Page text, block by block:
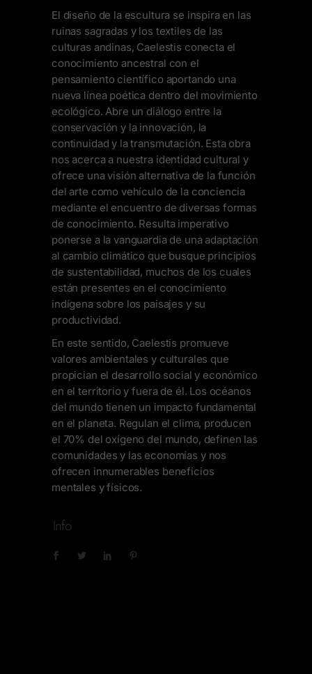
El diseño de la escultura se inspira en las
ruinas sagradas y los textiles de las
culturas andinas, Caelestis conecta el
conocimiento ancestral con el
pensamiento científico aportando una
nueva línea poética dentro del movimiento
ecológico. Abre un diálogo entre la
conservación y la innovación, la
continuidad y la transmutación. Esta obra
nos acerca a nuestra identidad cultural y
ofrece una visión alternativa de la función
del arte como vehículo de la conciencia
mediante el encuentro de diversas formas
de conocimiento. Resulta imperativo
ponerse a la vanguardia de una adaptación
al cambio climático que busque principios
de sustentabilidad, muchos de los cuales
están presentes en el conocimiento
indígena sobre los paisajes y su
productividad.
En este sentido, Caelestis promueve
valores ambientales y culturales que
propician el desarrollo social y económico
en el territorio y fuera de él. Los océanos
del mundo tienen un impacto fundamental
en el planeta. Regulan el clima, producen
el 70% del oxígeno del mundo, definen las
comunidades y las economías y nos
ofrecen innumerables beneficios
mentales y físicos.
Info